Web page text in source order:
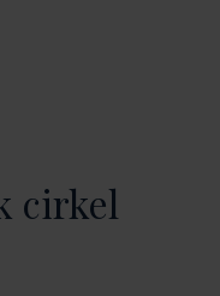
cirkel